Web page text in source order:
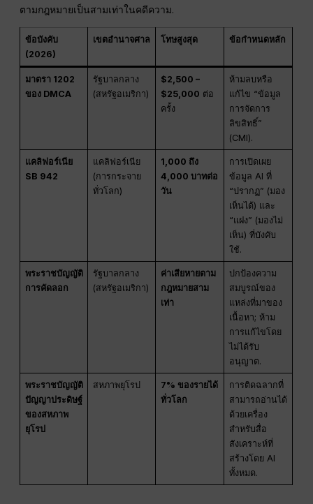
ตามกฎหมายเป็นสามเท่าในคดีความ.
ข้อบังคับ
(2026)
เขตอำนาจศาล โทษสูงสุด ข้อกำหนดหลัก
มาตรา 1202
ของ DMCA
รัฐบาลกลาง
(สหรัฐอเมริกา)
$2,500 –
$25,000 ต่อ
ครั้ง
ห้ามลบหรือ
แก้ไข “ข้อมูล
การจัดการ
ลิขสิทธิ์”
(CMI).
แคลิฟอร์เนีย
SB 942
แคลิฟอร์เนีย
(การกระจาย
ทั่วโลก)
1,000 ถึง
4,000 บาทต่อ
วัน
การเปิดเผย
ข้อมูล AI ที่
“ปรากฏ” (มอง
เห็นได้) และ
“แฝง” (มองไม่
เห็น) ที่บังคับ
ใช้.
พระราชบัญญัติ
การคัดลอก
รัฐบาลกลาง
(สหรัฐอเมริกา)
ค่าเสียหายตาม
กฎหมายสาม
เท่า
ปกป้องความ
สมบูรณ์ของ
แหล่งที่มาของ
เนื้อหา; ห้าม
การแก้ไขโดย
ไม่ได้รับ
อนุญาต.
พระราชบัญญัติ
ปัญญาประดิษฐ์
ของสหภาพ
ยุโรป
สหภาพยุโรป
7% ของรายได้
ทั่วโลก
การติดฉลากที่
สามารถอ่านได้
ด้วยเครื่อง
สำหรับสื่อ
สังเคราะห์ที่
สร้างโดย AI
ทั้งหมด.